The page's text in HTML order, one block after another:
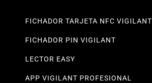
FICHADOR TARJETA NFC VIGILANT
FICHADOR PIN VIGILANT
LECTOR EASY
APP VIGILANT PROFESIONAL